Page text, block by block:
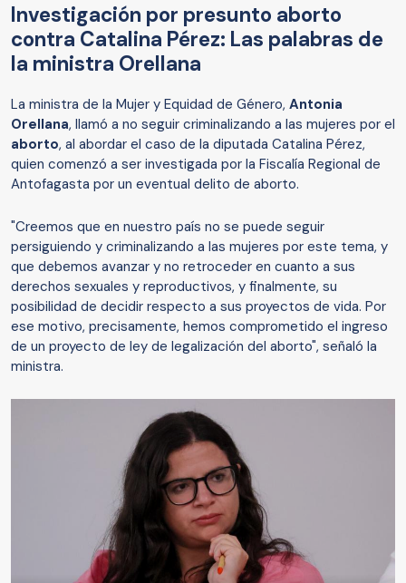
Investigación por presunto aborto
contra Catalina Pérez: Las palabras de
la ministra Orellana
La ministra de la Mujer y Equidad de Género, Antonia
Orellana, llamó a no seguir criminalizando a las mujeres por el
aborto, al abordar el caso de la diputada Catalina Pérez,
quien comenzó a ser investigada por la Fiscalía Regional de
Antofagasta por un eventual delito de aborto.
"Creemos que en nuestro país no se puede seguir
persiguiendo y criminalizando a las mujeres por este tema, y
que debemos avanzar y no retroceder en cuanto a sus
derechos sexuales y reproductivos, y finalmente, su
posibilidad de decidir respecto a sus proyectos de vida. Por
ese motivo, precisamente, hemos comprometido el ingreso
de un proyecto de ley de legalización del aborto", señaló la
ministra.